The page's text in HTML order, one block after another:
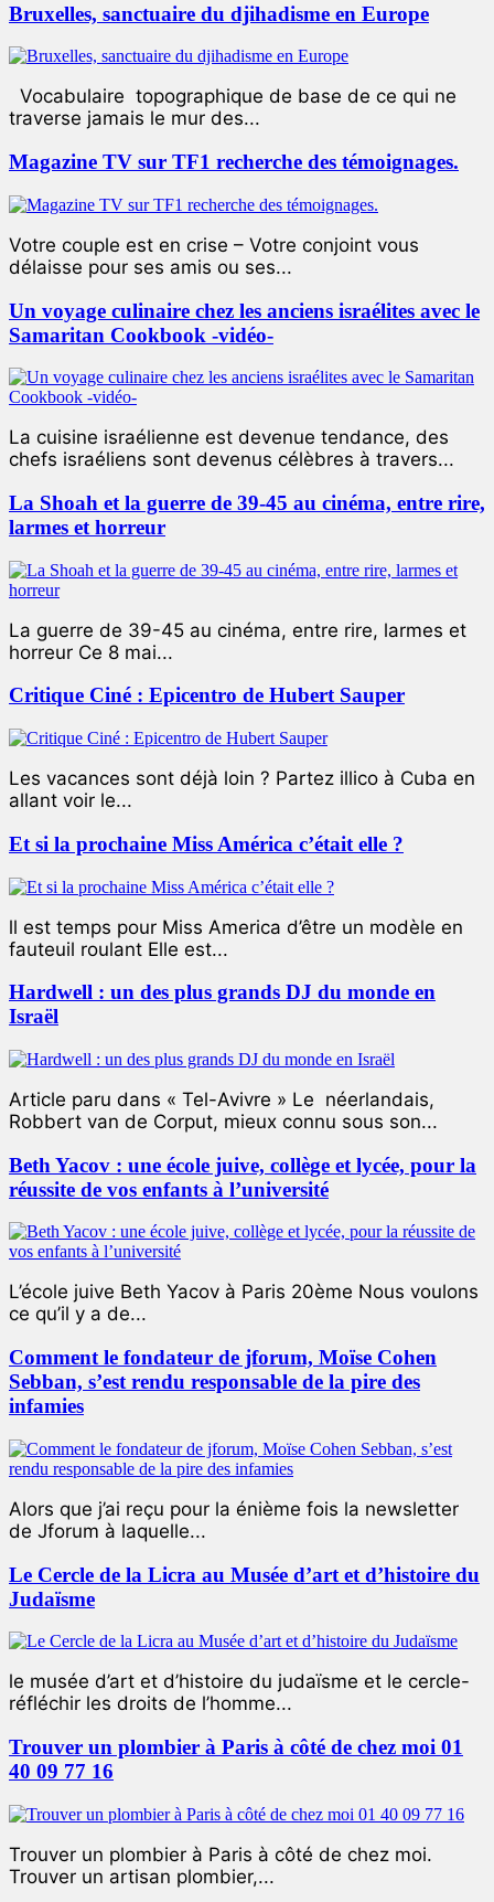
Bruxelles, sanctuaire du djihadisme en Europe
Vocabulaire topographique de base de ce qui ne
traverse jamais le mur des...
Magazine TV sur TF1 recherche des témoignages.
Votre couple est en crise – Votre conjoint vous
délaisse pour ses amis ou ses...
Un voyage culinaire chez les anciens israélites avec le
Samaritan Cookbook -vidéo-
La cuisine israélienne est devenue tendance, des
chefs israéliens sont devenus célèbres à travers...
La Shoah et la guerre de 39-45 au cinéma, entre rire,
larmes et horreur
La guerre de 39-45 au cinéma, entre rire, larmes et
horreur Ce 8 mai...
Critique Ciné : Epicentro de Hubert Sauper
Les vacances sont déjà loin ? Partez illico à Cuba en
allant voir le...
Et si la prochaine Miss América c’était elle ?
ll est temps pour Miss America d’être un modèle en
fauteuil roulant Elle est...
Hardwell : un des plus grands DJ du monde en
Israël
Article paru dans « Tel-Avivre » Le néerlandais,
Robbert van de Corput, mieux connu sous son...
Beth Yacov : une école juive, collège et lycée, pour la
réussite de vos enfants à l’université
L’école juive Beth Yacov à Paris 20ème Nous voulons
ce qu’il y a de...
Comment le fondateur de jforum, Moïse Cohen
Sebban, s’est rendu responsable de la pire des
infamies
Alors que j’ai reçu pour la énième fois la newsletter
de Jforum à laquelle...
Le Cercle de la Licra au Musée d’art et d’histoire du
Judaïsme
le musée d’art et d’histoire du judaïsme et le cercle-
réfléchir les droits de l’homme...
Trouver un plombier à Paris à côté de chez moi 01
40 09 77 16
Trouver un plombier à Paris à côté de chez moi.
Trouver un artisan plombier,...